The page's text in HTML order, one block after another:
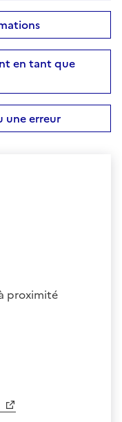
en tant que
une erreur
proximité